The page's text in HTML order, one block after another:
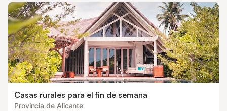
Casas rurales para el fin de semana
Provincia de Alicante